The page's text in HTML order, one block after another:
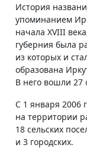
История
упоминанием
начала XVIII
губерния была
из которых и
образована
В него вошли 27
С 1 января 2006
на территории
18 сельских
и 3 городских.